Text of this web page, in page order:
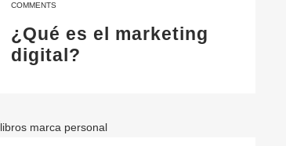
COMMENTS
¿Qué es el marketing
digital?